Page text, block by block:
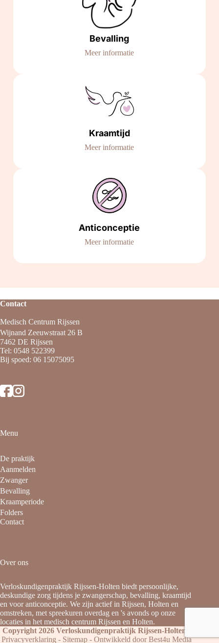
Bevalling
Meer informatie
Kraamtijd
Meer informatie
Anticonceptie
Meer informatie
Contact
Medisch Centrum Rijssen
Wijnand Zeeuwstraat 26 B
7462 DE Rijssen
Tel: 0548 522399
Bij spoed: 06 15075095
Menu
De praktijk
Aanmelden
Zwanger
Bevalling
Kraamperiode
Folders
Contact
Over ons
Verloskundigenpraktijk Rijssen-Holten biedt persoonlijke,
deskundige zorg tijdens je zwangerschap, bevalling, kraamtijd
en voor anticonceptie. We zijn actief in Rijssen, Holten en
omstreken, met spreekuren overdag en 's avonds op onze
locaties in het medisch centrum Rijssen en Holten.
Copyright 2026 Verloskundigenpraktijk Rijssen-Holten
Privacyverklaring - Sitemap- Ontwikkeld door Best4u Media